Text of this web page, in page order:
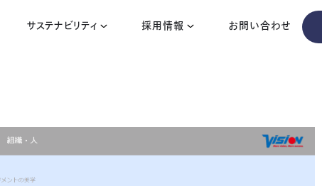
サステナビリティ 採用情報 お問い合わせ